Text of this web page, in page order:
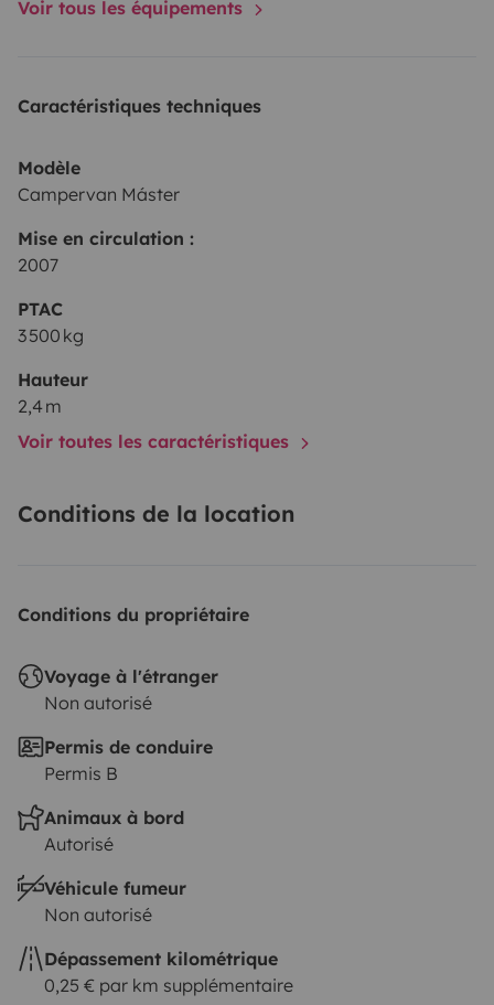
Voir tous les équipements
Caractéristiques techniques
Modèle
Campervan Máster
Mise en circulation :
2007
PTAC
3 500 kg
Hauteur
2,4 m
Voir toutes les caractéristiques
Conditions de la location
Conditions du propriétaire
Voyage à l'étranger
Non autorisé
Permis de conduire
Permis B
Animaux à bord
Autorisé
Véhicule fumeur
Non autorisé
Dépassement kilométrique
0,25 € par km supplémentaire